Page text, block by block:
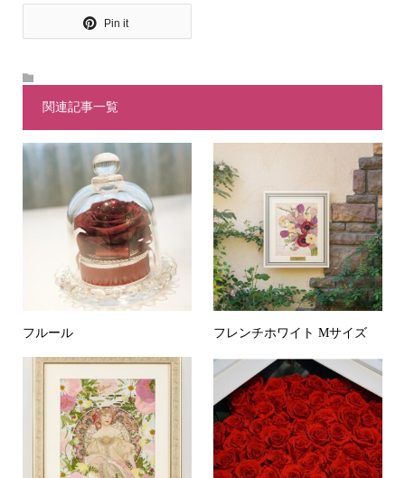
Pin it
関連記事一覧
フルール フレンチホワイト Mサイズ